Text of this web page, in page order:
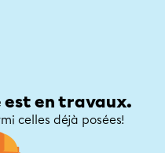
est en travaux.
celles déjà posées!